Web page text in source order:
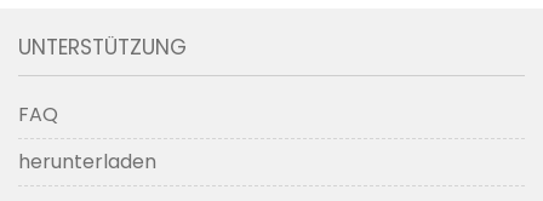
UNTERSTÜTZUNG
FAQ
herunterladen